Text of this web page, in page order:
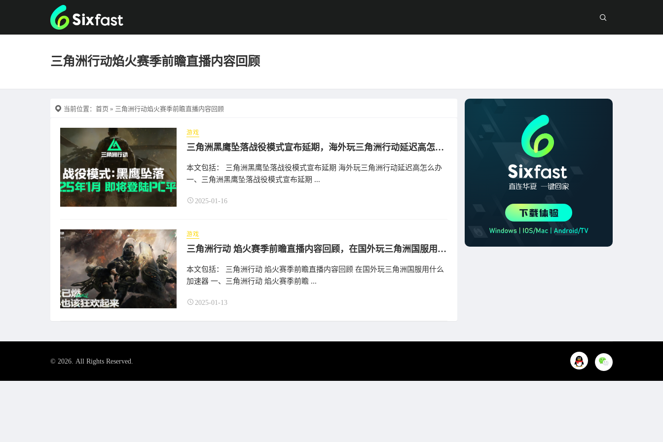
三角洲行动焰火赛季前瞻直播内容回顾
当前位置： 首页 » 三角洲行动焰火赛季前瞻直播内容回顾
游戏
三角洲黑鹰坠落战役模式宣布延期，海外玩三角洲行动延迟高怎么办？
本文包括： 三角洲黑鹰坠落战役模式宣布延期 海外玩三角洲行动延迟高怎么办
一、三角洲黑鹰坠落战役模式宣布延期 ...
2025-01-16
游戏
三角洲行动 焰火赛季前瞻直播内容回顾，在国外玩三角洲国服用什么加速器
本文包括： 三角洲行动 焰火赛季前瞻直播内容回顾 在国外玩三角洲国服用什么
加速器 一、三角洲行动 焰火赛季前瞻 ...
2025-01-13
© 2026. All Rights Reserved.